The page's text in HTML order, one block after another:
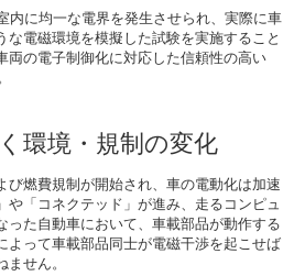
内に均一な電界を発生させられ、実際に車
な電磁環境を模擬した試験を実施すること
両の電子制御化に対応した信頼性の高い
環境・規制の変化
び燃費規制が開始され、車の電動化は加速
や「コネクテッド」が進み、走るコンピュ
った自動車において、車載部品が動作する
よって車載部品同士が電磁干渉を起こせば
せん。